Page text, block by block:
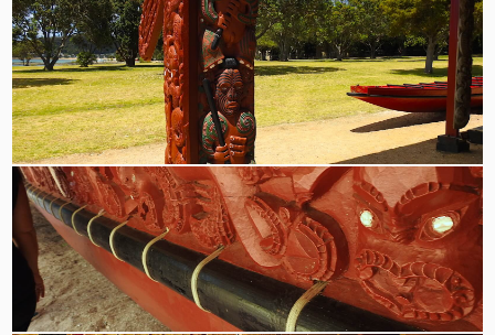
Unser Maori-Guide
Schnitzereien auch am Bootshaus